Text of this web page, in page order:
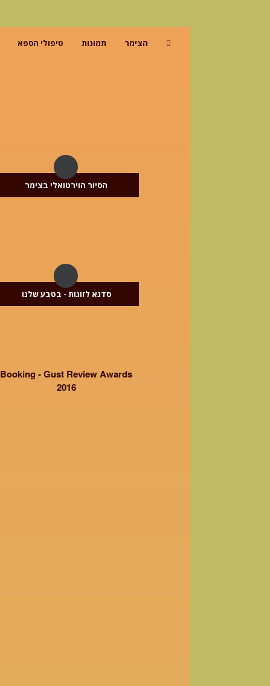
 הצימר תמונות טיפולי הספא
הסיור הוירטואלי בצימר
סדנא לזוגות - בטבע שלנו
Booking - Gust Review Awards
2016